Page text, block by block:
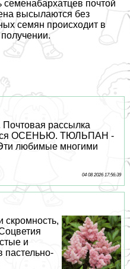
семенабархатцев почтой
высылаются без
семян происходит в
рассылка
ОСЕНЬЮ. ТЮЛЬПАН -
любимые многими
04 08 2026 17:56:39
скромность,
и
пастельно-